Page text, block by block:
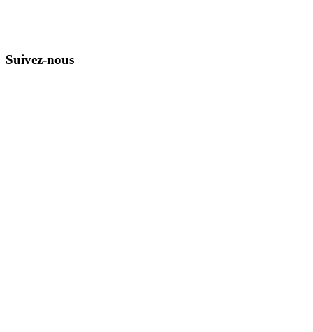
Suivez-nous